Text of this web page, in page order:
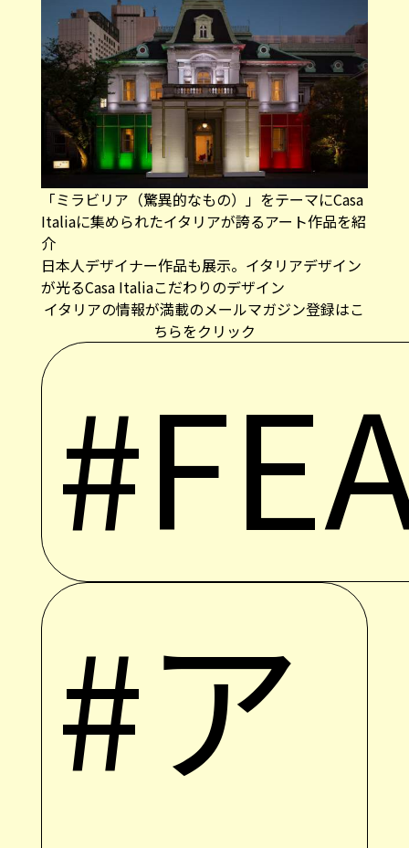
「ミラビリア（驚異的なもの）」をテーマにCasa
Italiaに集められたイタリアが誇るアート作品を紹
介
日本人デザイナー作品も展示。イタリアデザイン
が光るCasa Italiaこだわりのデザイン
イタリアの情報が満載のメールマガジン登録はこ
ちらをクリック
#ア